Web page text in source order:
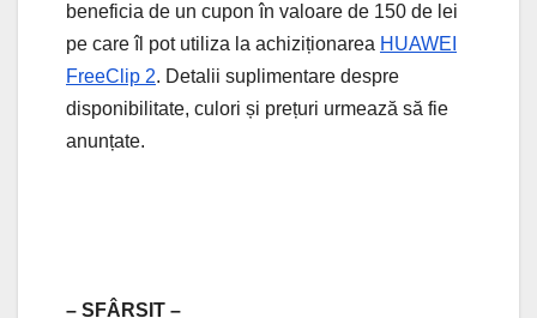
beneficia de un cupon în valoare de 150 de lei
pe care îl pot utiliza la achiziționarea HUAWEI
FreeClip 2. Detalii suplimentare despre
disponibilitate, culori și prețuri urmează să fie
anunțate.
– SFÂRȘIT –